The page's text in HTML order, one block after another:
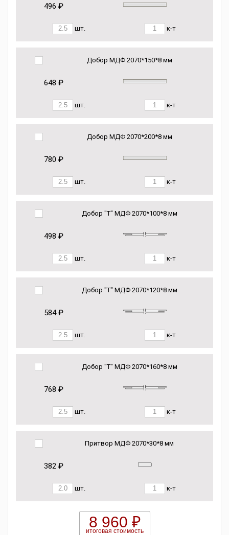
496 ₽
шт. к-т
Добор МДФ 2070*150*8 мм
648 ₽
шт. к-т
Добор МДФ 2070*200*8 мм
780 ₽
шт. к-т
Добор "Т" МДФ 2070*100*8 мм
498 ₽
шт. к-т
Добор "Т" МДФ 2070*120*8 мм
584 ₽
шт. к-т
Добор "Т" МДФ 2070*160*8 мм
768 ₽
шт. к-т
Притвор МДФ 2070*30*8 мм
382 ₽
шт. к-т
8 960 ₽
итоговая стоимость